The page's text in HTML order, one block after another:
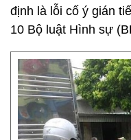
định là lỗi cố ý gián
10 Bộ luật Hình sự